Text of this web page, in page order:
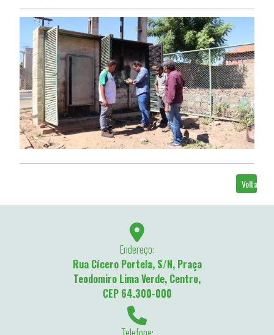
Voltar
Endereço:
Rua Cícero Portela, S/N, Praça
Teodomiro Lima Verde, Centro,
CEP 64.300-000